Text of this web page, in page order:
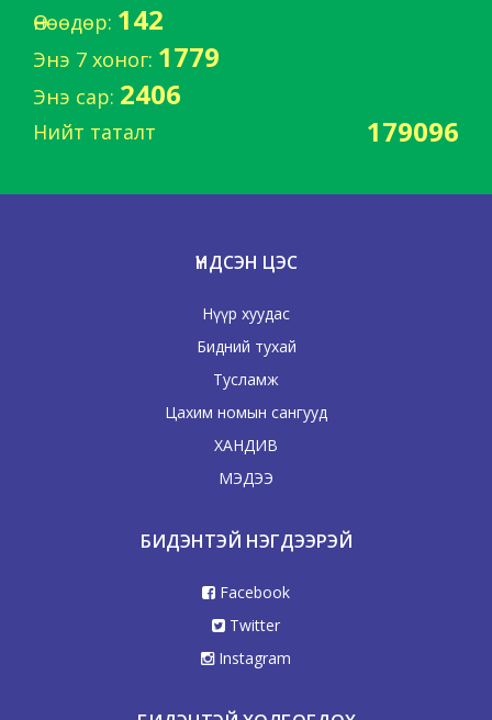
Өнөөдөр: 142
Энэ 7 хоног: 1779
Энэ сар: 2406
Нийт таталт 179096
ҮНДСЭН ЦЭС
Нүүр хуудас
Бидний тухай
Тусламж
Цахим номын сангууд
ХАНДИВ
МЭДЭЭ
БИДЭНТЭЙ НЭГДЭЭРЭЙ
Facebook
Twitter
Instagram